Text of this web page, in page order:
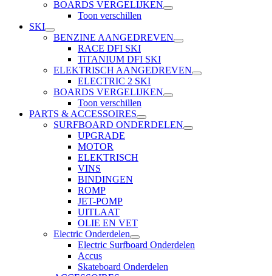
BOARDS VERGELIJKEN
Toon verschillen
SKI
BENZINE AANGEDREVEN
RACE DFI SKI
TiTANIUM DFI SKI
ELEKTRISCH AANGEDREVEN
ELECTRIC 2 SKI
BOARDS VERGELIJKEN
Toon verschillen
PARTS & ACCESSOIRES
SURFBOARD ONDERDELEN
UPGRADE
MOTOR
ELEKTRISCH
VINS
BINDINGEN
ROMP
JET-POMP
UITLAAT
OLIE EN VET
Electric Onderdelen
Electric Surfboard Onderdelen
Accus
Skateboard Onderdelen